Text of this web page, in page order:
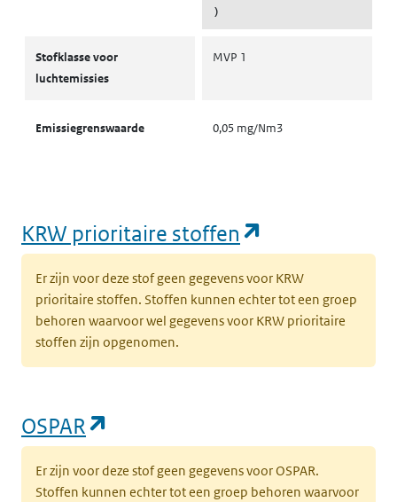
)
Stofklasse voor
luchtemissies
MVP 1
Emissiegrenswaarde 0,05 mg/Nm3
KRW prioritaire stoffen
Er zijn voor deze stof geen gegevens voor KRW
prioritaire stoffen. Stoffen kunnen echter tot een groep
behoren waarvoor wel gegevens voor KRW prioritaire
stoffen zijn opgenomen.
OSPAR
Er zijn voor deze stof geen gegevens voor OSPAR.
Stoffen kunnen echter tot een groep behoren waarvoor